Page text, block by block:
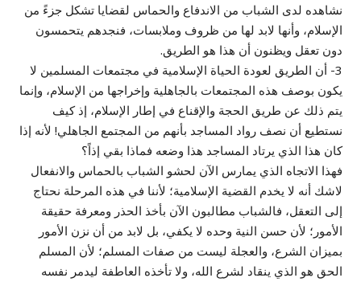
نشاهده لدى الشباب من الاندفاع والحماس لقضايا تشكل جزءً من
الإسلام، وأنها لابد لها من ظروف وملابسات، فنجدهم يتحمسون
دون تعقل ويظنون أن هذا هو الطريق.
3- أن الطريق لعودة الحياة الإسلامية في مجتمعات المسلمين لا
يكون بوصف هذه المجتمعات بالجاهلية وإخراجها من الإسلام، وإنما
يتم ذلك عن طريق الحجة والإقناع في إطار الإسلام، إذ كيف
نستطيع أن نصف رواد المساجد بأنهم من المجتمع الجاهلي! لأنه إذا
كان هذا الذي يرتاد المساجد هذا وضعه فماذا بقي إذاً؟
فهذا الاتجاه الذي يمارس الآن لحشو الشباب بالحماس والانفعال
لاشك أنه لا يخدم القضية الإسلامية؛ لأننا في هذه المرحلة نحتاج
إلى التعقل، فالشباب مطالبون الآن بأخذ الحذر ومعرفة حقيقة
الأمور؛ لأن حسن النية وحده لا يكفي، بل لابد من أن نزن الأمور
بميزان الشرع، والعجلة ليست من صفات المسلم؛ لأن المسلم
الحق هو الذي ينقاد لشرع الله، ولا تأخذه العاطفة ليدمر نفسه